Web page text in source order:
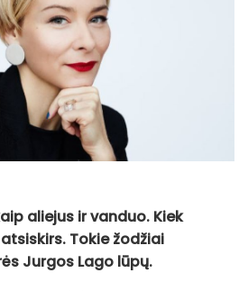
aliejus ir vanduo. Kiek
Tokie žodžiai
Jurgos Lago lūpų.